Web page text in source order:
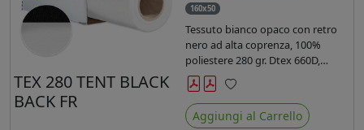
TEX 280 TENT BLACK
BACK FR
160x50
Tessuto bianco opaco con retro
nero ad alta coprenza, 100%
poliestere 280 gr. Dtex 660D,
idrorepellente, adatto alla stampa
sublimatica indiretta. Ideale per
tende ,coperture gazebo, prodotti
gonfiabili o cuscini di
Preferiti
Aggiungi al Carrello